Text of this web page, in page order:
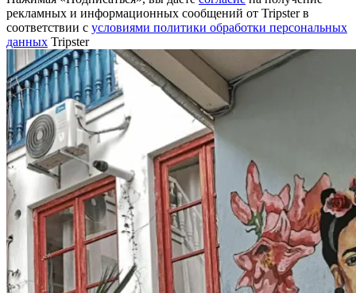
рекламных и информационных сообщений от Tripster в
соответствии c условиями политики обработки персональных
данных Tripster